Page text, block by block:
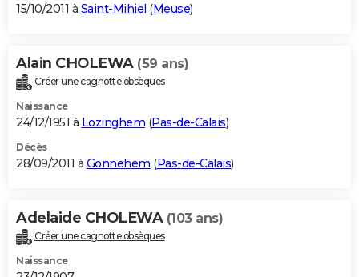
15/10/2011 à Saint-Mihiel (Meuse)
Alain CHOLEWA (59 ans)
Créer une cagnotte obsèques
Naissance
24/12/1951 à Lozinghem (Pas-de-Calais)
Décès
28/09/2011 à Gonnehem (Pas-de-Calais)
Adelaide CHOLEWA (103 ans)
Créer une cagnotte obsèques
Naissance